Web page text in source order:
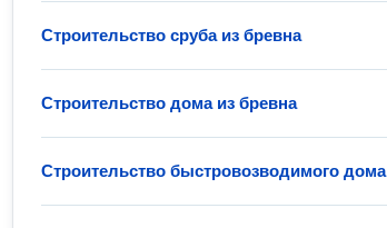
Строительство сруба из бревна
Строительство дома из бревна
Строительство быстровозводимого дома